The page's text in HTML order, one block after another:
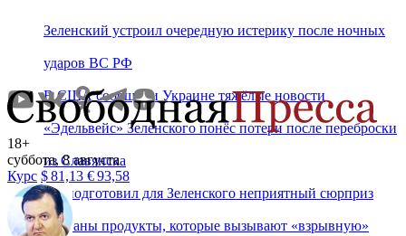
Зеленский устроил очередную истерику после ночных
ударов ВС РФ
В США сообщили Украине тяжёлые новости
«Эдельвейс» Зеленского понёс потери после переброски
из Славянска
ЕС подготовил для Зеленского неприятный сюрприз
Названы продукты, которые вызывают «взрывную»
18+
суббота, 8 августа
Курс $81,13 €93,58